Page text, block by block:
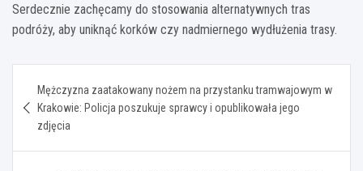
Serdecznie zachęcamy do stosowania alternatywnych tras
podróży, aby uniknąć korków czy nadmiernego wydłużenia trasy.
wpisu
Mężczyzna zaatakowany nożem na przystanku tramwajowym w
Krakowie: Policja poszukuje sprawcy i opublikowała jego
zdjęcia